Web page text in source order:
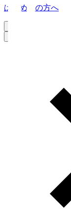
はじめての方へ